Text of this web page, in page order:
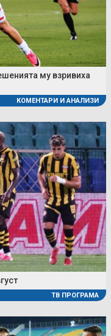
му взривиха
КОМЕНТАРИ И АНАЛИЗИ
ТВ ПРОГРАМА